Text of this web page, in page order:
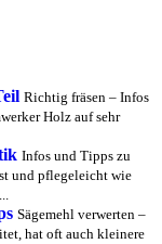
Richtig fräsen – Infos
Holz auf sehr
Infos und Tipps zu
und pflegeleicht wie
Sägemehl verwerten –
hat oft auch kleinere